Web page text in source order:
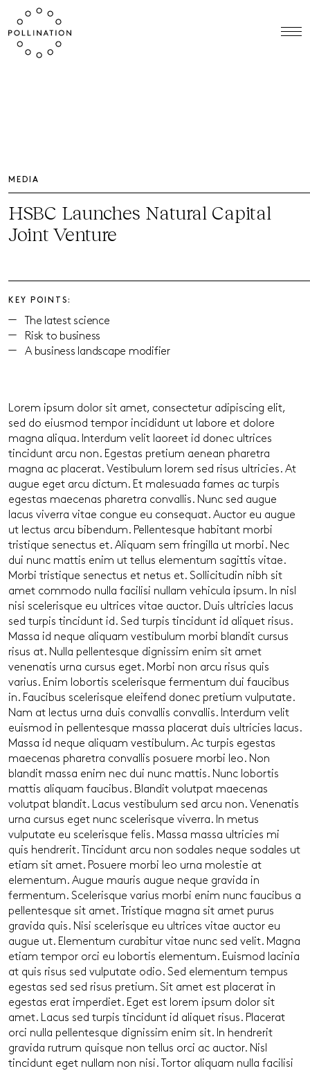
MEDIA
HSBC Launches Natural Capital
Joint Venture
KEY POINTS:
The latest science
Risk to business
A business landscape modifier
Lorem ipsum dolor sit amet, consectetur adipiscing elit,
sed do eiusmod tempor incididunt ut labore et dolore
magna aliqua. Interdum velit laoreet id donec ultrices
tincidunt arcu non. Egestas pretium aenean pharetra
magna ac placerat. Vestibulum lorem sed risus ultricies. At
augue eget arcu dictum. Et malesuada fames ac turpis
egestas maecenas pharetra convallis. Nunc sed augue
lacus viverra vitae congue eu consequat. Auctor eu augue
ut lectus arcu bibendum. Pellentesque habitant morbi
tristique senectus et. Aliquam sem fringilla ut morbi. Nec
dui nunc mattis enim ut tellus elementum sagittis vitae.
Morbi tristique senectus et netus et. Sollicitudin nibh sit
amet commodo nulla facilisi nullam vehicula ipsum. In nisl
nisi scelerisque eu ultrices vitae auctor. Duis ultricies lacus
sed turpis tincidunt id. Sed turpis tincidunt id aliquet risus.
Massa id neque aliquam vestibulum morbi blandit cursus
risus at. Nulla pellentesque dignissim enim sit amet
venenatis urna cursus eget. Morbi non arcu risus quis
varius. Enim lobortis scelerisque fermentum dui faucibus
in. Faucibus scelerisque eleifend donec pretium vulputate.
Nam at lectus urna duis convallis convallis. Interdum velit
euismod in pellentesque massa placerat duis ultricies lacus.
Massa id neque aliquam vestibulum. Ac turpis egestas
maecenas pharetra convallis posuere morbi leo. Non
blandit massa enim nec dui nunc mattis. Nunc lobortis
mattis aliquam faucibus. Blandit volutpat maecenas
volutpat blandit. Lacus vestibulum sed arcu non. Venenatis
urna cursus eget nunc scelerisque viverra. In metus
vulputate eu scelerisque felis. Massa massa ultricies mi
quis hendrerit. Tincidunt arcu non sodales neque sodales ut
etiam sit amet. Posuere morbi leo urna molestie at
elementum. Augue mauris augue neque gravida in
fermentum. Scelerisque varius morbi enim nunc faucibus a
pellentesque sit amet. Tristique magna sit amet purus
gravida quis. Nisi scelerisque eu ultrices vitae auctor eu
augue ut. Elementum curabitur vitae nunc sed velit. Magna
etiam tempor orci eu lobortis elementum. Euismod lacinia
at quis risus sed vulputate odio. Sed elementum tempus
egestas sed sed risus pretium. Sit amet est placerat in
egestas erat imperdiet. Eget est lorem ipsum dolor sit
amet. Lacus sed turpis tincidunt id aliquet risus. Placerat
orci nulla pellentesque dignissim enim sit. In hendrerit
gravida rutrum quisque non tellus orci ac auctor. Nisl
tincidunt eget nullam non nisi. Tortor aliquam nulla facilisi